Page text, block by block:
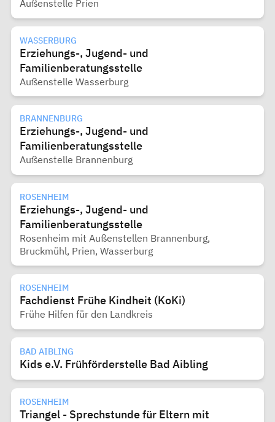
Außenstelle Prien
WASSERBURG
Erziehungs-, Jugend- und
Familienberatungsstelle
Außenstelle Wasserburg
BRANNENBURG
Erziehungs-, Jugend- und
Familienberatungsstelle
Außenstelle Brannenburg
ROSENHEIM
Erziehungs-, Jugend- und
Familienberatungsstelle
Rosenheim mit Außenstellen Brannenburg,
Bruckmühl, Prien, Wasserburg
ROSENHEIM
Fachdienst Frühe Kindheit (KoKi)
Frühe Hilfen für den Landkreis
BAD AIBLING
Kids e.V. Frühförderstelle Bad Aibling
ROSENHEIM
Triangel - Sprechstunde für Eltern mit